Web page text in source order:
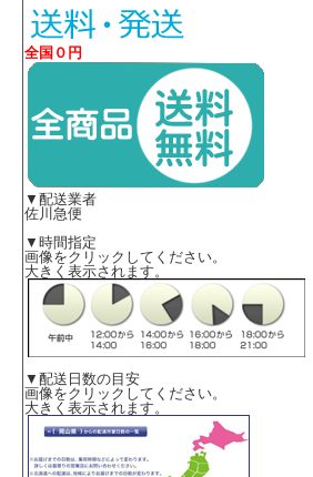
全国０円
▼配送業者
佐川急便
▼時間指定
画像をクリックしてください。
大きく表示されます。
▼配送日数の目安
画像をクリックしてください。
大きく表示されます。